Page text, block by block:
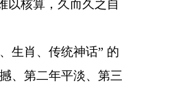
以核算，久而久之自
生肖、传统神话” 的
、第二年平淡、第三